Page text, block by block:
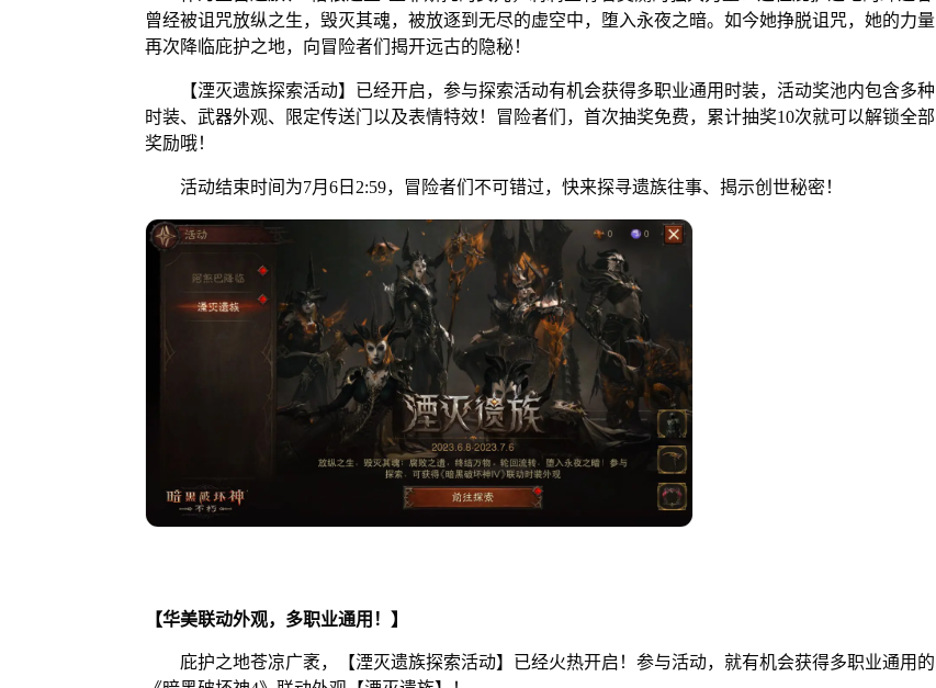
曾经被诅咒放纵之生，毁灭其魂，被放逐到无尽的虚空中，堕入永夜之暗。如今她挣脱诅咒，她的力量
再次降临庇护之地，向冒险者们揭开远古的隐秘！
【湮灭遗族探索活动】已经开启，参与探索活动有机会获得多职业通用时装，活动奖池内包含多种
时装、武器外观、限定传送门以及表情特效！冒险者们，首次抽奖免费，累计抽奖10次就可以解锁全部
奖励哦！
活动结束时间为7月6日2:59，冒险者们不可错过，快来探寻遗族往事、揭示创世秘密！
【华美联动外观，多职业通用 ！ 】
庇护之地苍凉广袤，【湮灭遗族探索活动】已经火热开启！参与活动，就有机会获得多职业通用的